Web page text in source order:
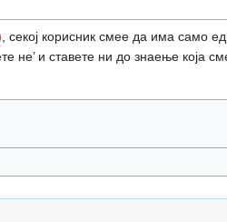
, секој корисник смее да има само
не’ и ставете ни до знаење која